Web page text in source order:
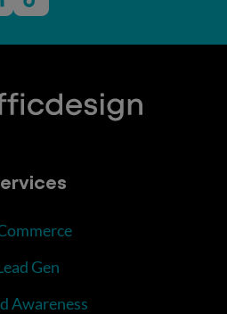
Gen
Awareness